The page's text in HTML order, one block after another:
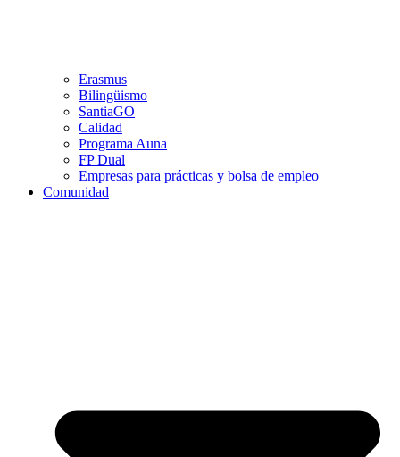
Erasmus
Bilingüismo
SantiaGO
Calidad
Programa Auna
FP Dual
Empresas para prácticas y bolsa de empleo
Comunidad